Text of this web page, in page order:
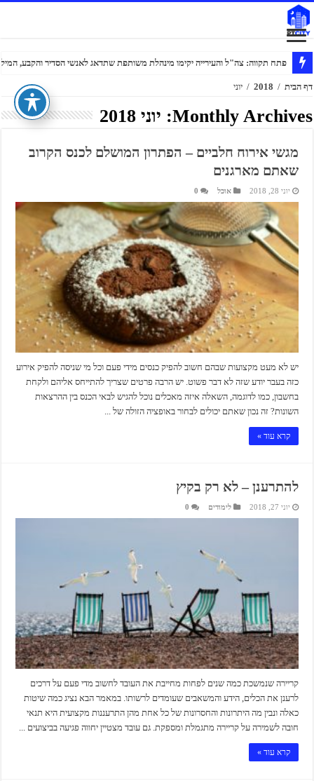
פתח תקווה: צה"ל והעירייה יקימו מינהלת משותפת שתדאג לאנשי הסדיר והקבע,
דף הבית /
2018
/ יוני
Monthly Archives: יוני 2018
מגשי אירוח חלביים – הפתרון המושלם לכנס הקרוב
שאתם מארגנים
יוני 28, 2018 אוכל 0
יש לא מעט מקצועות שבהם חשוב להפיק כנסים מידי פעם וכל מי שניסה להפיק אירוע
כזה בעבר יודע שזה לא דבר פשוט. יש הרבה פרטים שצריך להתייחס אליהם ולקחת
בחשבון, כמו לדוגמה, השאלה איזה מאכלים נוכל להגיש לבאי הכנס בין ההרצאות
השונות? זה נכון שאתם יכולים לבחור באופציה הזולה של ...
קרא עוד »
להתרענן – לא רק בקיץ
יוני 27, 2018 לימודים 0
קריירה שנמשכת כמה שנים לפחות מחייבת את העובד לחשוב מדי פעם על דרכים
לרענן את הכלים, הידע והמשאבים שעומדים לרשותו. במאמר הבא נציג כמה שיטות
כאלה ונבין מה היתרונות והחסרונות של כל אחת מהן התרעננות מקצועית היא תנאי
חובה לשמירה על קריירה מתגמלת ומספקת. גם עובד מצטיין יחווה פגיעה בביצועים ...
קרא עוד »